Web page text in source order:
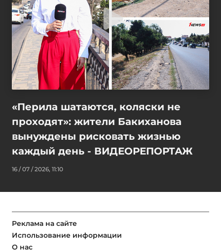
«Перила шатаются, коляски не
проходят»: жители Бакиханова
вынуждены рисковать жизнью
каждый день - ВИДЕОРЕПОРТАЖ
16 / 07 / 2026, 11:10
Реклама на сайте
Использование информации
О нас